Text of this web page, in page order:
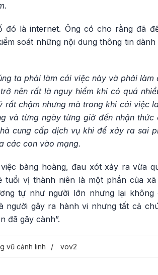
đó là internet. Ông có cho rằng đã
soát những nội dung thông tin
ta phải làm cái việc này và phải
nên rất là nguy hiểm khi có quá
rất chậm nhưng mà trong khi cái việc
và từng ngày từng giờ đến nhận thức
cung cấp dịch vụ khi để xảy ra sai
các con vào mạng.
bàng hoàng, đau xót xảy ra vừa
vị thành niên là một phần của
tự như người lớn nhưng lại
người gây ra hành vi nhưng tất cả
đã gãy cành”.
vũ cảnh linh vov2